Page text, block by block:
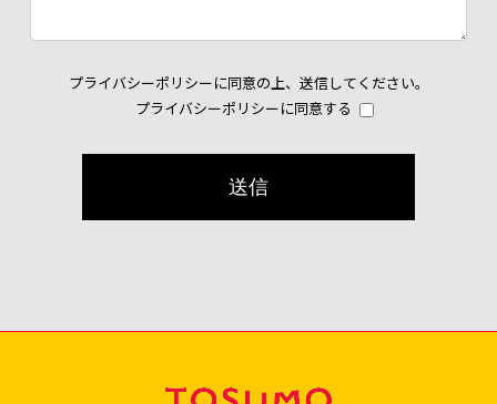
プライバシーポリシーに同意の上、送信してください。
プライバシーポリシーに同意する